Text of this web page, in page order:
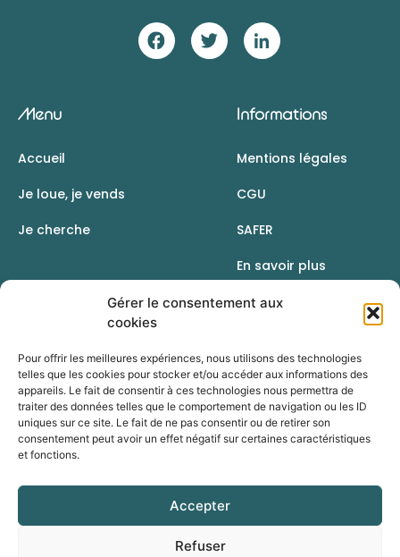
Gérer le consentement aux
cookies
Pour offrir les meilleures expériences, nous utilisons des technologies
telles que les cookies pour stocker et/ou accéder aux informations des
appareils. Le fait de consentir à ces technologies nous permettra de
traiter des données telles que le comportement de navigation ou les ID
uniques sur ce site. Le fait de ne pas consentir ou de retirer son
consentement peut avoir un effet négatif sur certaines caractéristiques
et fonctions.
Accepter
Refuser
Menu
Accueil
Je loue, je vends
Je cherche
Informations
Mentions légales
CGU
SAFER
En savoir plus
Contact
Une initiative de la Chambre d’agriculture du Rhône